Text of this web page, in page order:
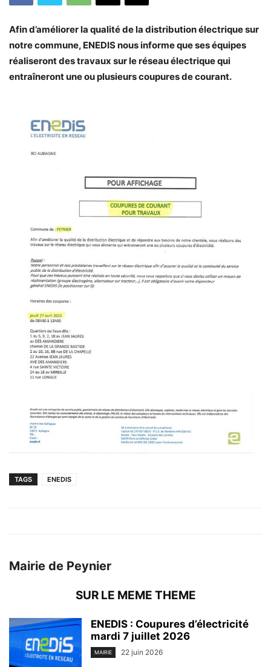
Afin d’améliorer la qualité de la distribution électrique sur
notre commune, ENEDIS nous informe que ses équipes
réaliseront des travaux sur le réseau électrique qui
entraîneront une ou plusieurs coupures de courant.
TAGS ENEDIS
Mairie de Peynier
SUR LE MEME THEME
ENEDIS : Coupures d’électricité
mardi 7 juillet 2026
MAIRIE 22 juin 2026